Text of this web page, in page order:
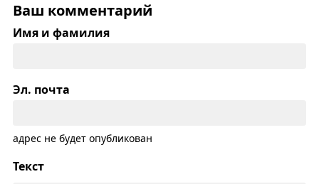
Ваш комментарий
Имя и фамилия
Эл. почта
адрес не будет опубликован
Текст